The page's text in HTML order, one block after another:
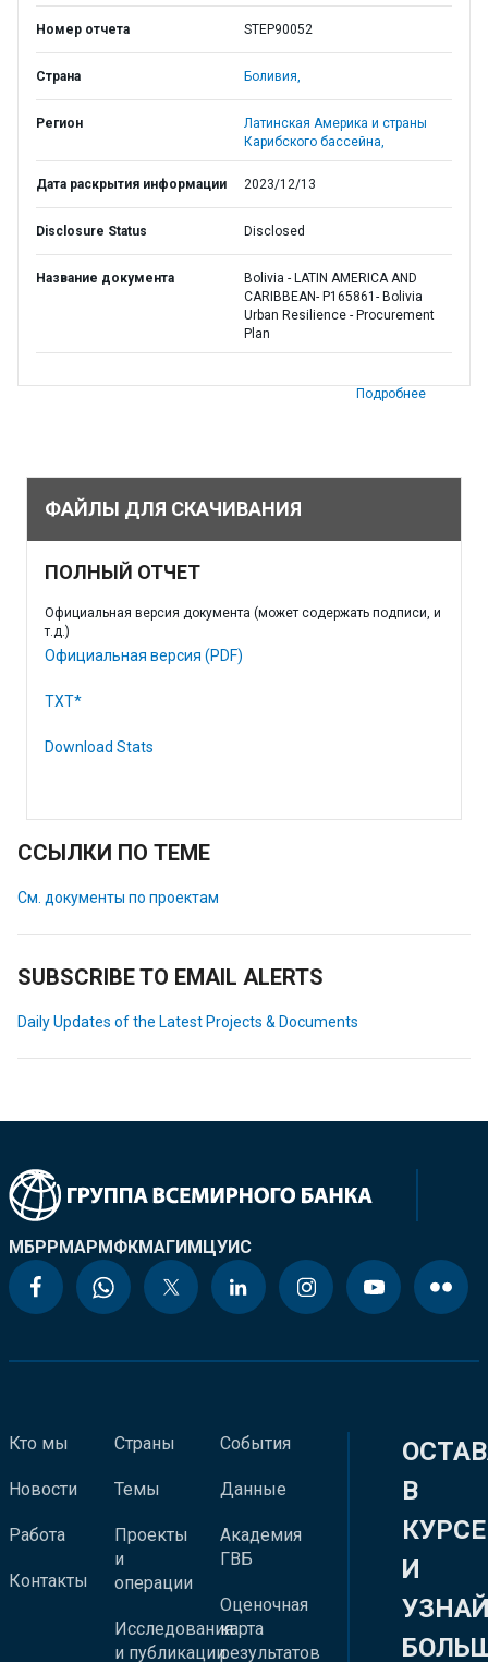
Номер отчета STEP90052
Страна Боливия,
Регион
Латинская Америка и страны
Карибского бассейна,
Дата раскрытия информации 2023/12/13
Disclosure Status Disclosed
Название документа
Bolivia - LATIN AMERICA AND
CARIBBEAN- P165861- Bolivia
Urban Resilience - Procurement
Plan
Подробнее
ФАЙЛЫ ДЛЯ СКАЧИВАНИЯ
ПОЛНЫЙ ОТЧЕТ
Официальная версия документа (может содержать подписи, и
т.д.)
Официальная версия (PDF)
TXT*
Download Stats
ССЫЛКИ ПО ТЕМЕ
См. документы по проектам
SUBSCRIBE TO EMAIL ALERTS
Daily Updates of the Latest Projects & Documents
МБРРМАРМФКМАГИМЦУИС
Кто мы
Новости
Работа
Контакты
Страны
Темы
Проекты
и
операции
Исследования
и публикации
События
Данные
Академия
ГВБ
Оценочная
карта
результатов
В
КУРСЕ
И